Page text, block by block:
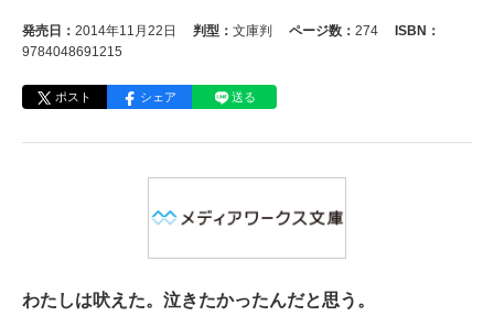
発売日： 2014年11月22日 判型： 文庫判 ページ数： 274
ISBN：
9784048691215
ポスト シェア 送る
わたしは吠えた。泣きたかったんだと思う。